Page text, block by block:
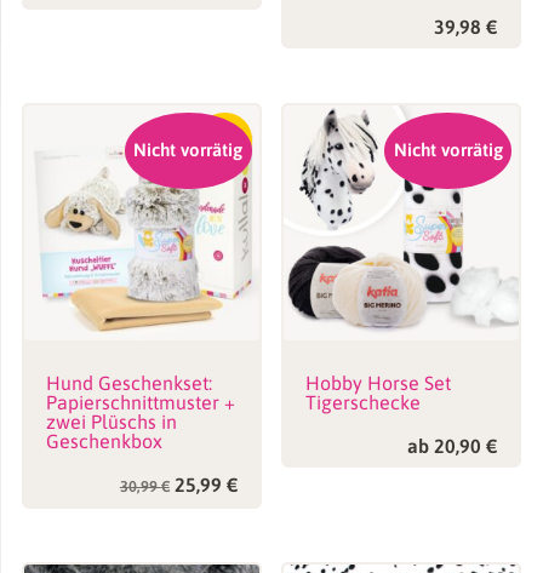
39,98€
-16%
Nicht vorrätig
Hund Geschenkset:
Papierschnittmuster +
zwei Plüschs in
Geschenkbox
30,99€ Ursprünglicher
25,99 €Aktueller
Nicht vorrätig
Hobby Horse Set
Tigerschecke
ab 20,90 €